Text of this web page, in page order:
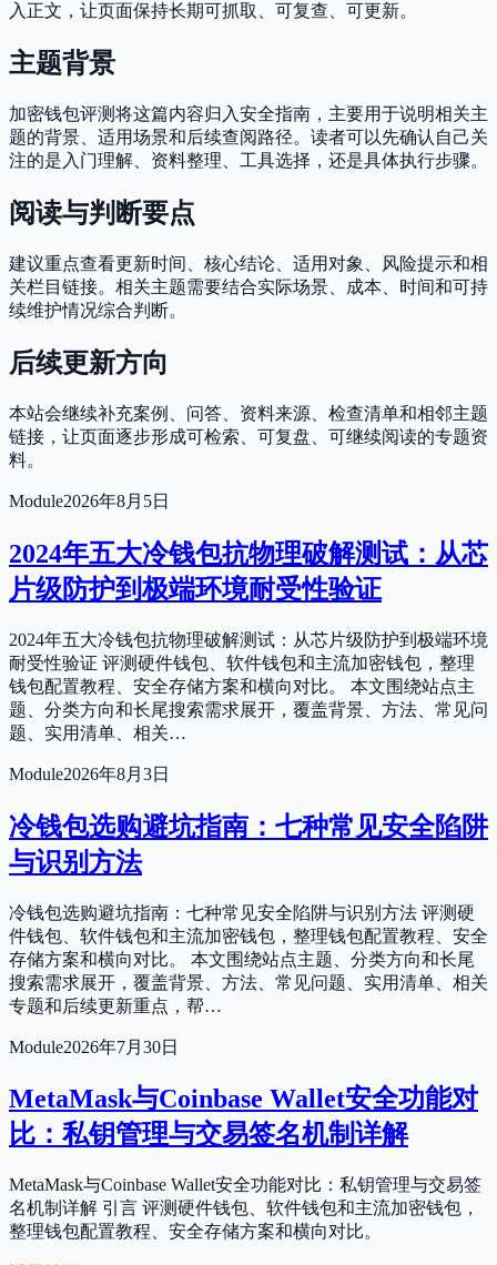
入正文，让页面保持长期可抓取、可复查、可更新。
主题背景
加密钱包评测将这篇内容归入安全指南，主要用于说明相关主
题的背景、适用场景和后续查阅路径。读者可以先确认自己关
注的是入门理解、资料整理、工具选择，还是具体执行步骤。
阅读与判断要点
建议重点查看更新时间、核心结论、适用对象、风险提示和相
关栏目链接。相关主题需要结合实际场景、成本、时间和可持
续维护情况综合判断。
后续更新方向
本站会继续补充案例、问答、资料来源、检查清单和相邻主题
链接，让页面逐步形成可检索、可复盘、可继续阅读的专题资
料。
Module2026年8月5日
2024年五大冷钱包抗物理破解测试：从芯
片级防护到极端环境耐受性验证
2024年五大冷钱包抗物理破解测试：从芯片级防护到极端环境
耐受性验证 评测硬件钱包、软件钱包和主流加密钱包，整理
钱包配置教程、安全存储方案和横向对比。 本文围绕站点主
题、分类方向和长尾搜索需求展开，覆盖背景、方法、常见问
题、实用清单、相关…
Module2026年8月3日
冷钱包选购避坑指南：七种常见安全陷阱
与识别方法
冷钱包选购避坑指南：七种常见安全陷阱与识别方法 评测硬
件钱包、软件钱包和主流加密钱包，整理钱包配置教程、安全
存储方案和横向对比。 本文围绕站点主题、分类方向和长尾
搜索需求展开，覆盖背景、方法、常见问题、实用清单、相关
专题和后续更新重点，帮…
Module2026年7月30日
MetaMask与Coinbase Wallet安全功能对
比：私钥管理与交易签名机制详解
MetaMask与Coinbase Wallet安全功能对比：私钥管理与交易签
名机制详解 引言 评测硬件钱包、软件钱包和主流加密钱包，
整理钱包配置教程、安全存储方案和横向对比。